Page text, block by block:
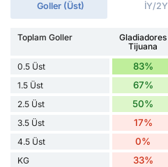
Goller (Üst) İY/2Y
Toplam Goller
Gladiadores
Tijuana
0.5 Üst 83%
1.5 Üst 67%
2.5 Üst 50%
3.5 Üst 17%
4.5 Üst 0%
KG 33%